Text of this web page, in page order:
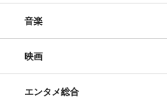
音楽
映画
エンタメ総合